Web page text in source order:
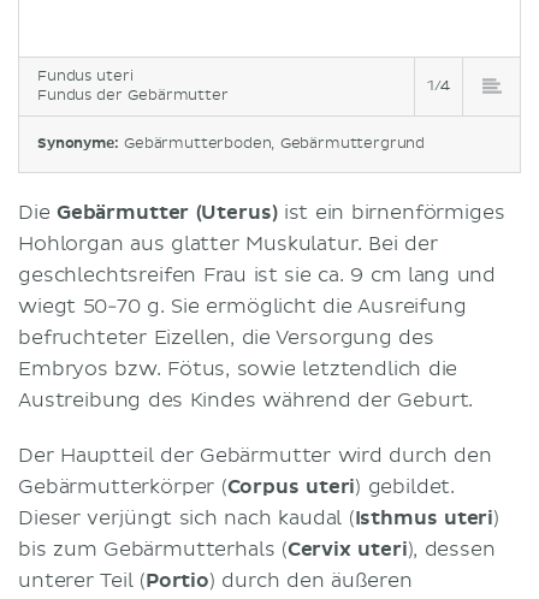
Fundus uteri
Fundus der Gebärmutter
1/4
Synonyme: Gebärmutterboden, Gebärmuttergrund
Die Gebärmutter (Uterus)ist ein birnenförmiges
Hohlorgan aus glatter Muskulatur. Bei der
geschlechtsreifen Frau ist sie ca. 9 cm lang und
wiegt 50-70 g. Sie ermöglicht die Ausreifung
befruchteter Eizellen, die Versorgung des
Embryos bzw. Fötus, sowie letztendlich die
Austreibung des Kindes während der Geburt.
Der Hauptteil der Gebärmutter wird durch den
Gebärmutterkörper (Corpus uteri) gebildet.
Dieser verjüngt sich nach kaudal (Isthmus uteri)
bis zum Gebärmutterhals (Cervix uteri), dessen
unterer Teil (Portio) durch den äußeren